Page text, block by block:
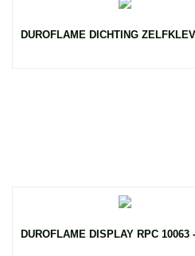
DUROFLAME DICHTING
DUROFLAME DISPLAY RPC 10063